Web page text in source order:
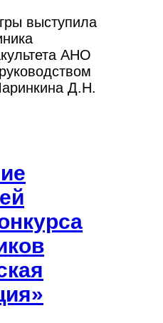
выступила
АНО
Д.Н.